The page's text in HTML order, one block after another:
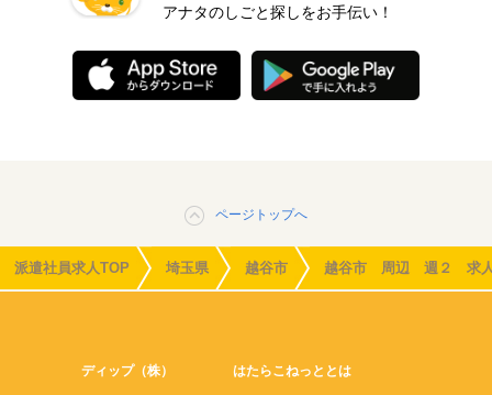
アナタのしごと探しをお手伝い！
ページトップへ
派遣社員求人TOP 埼玉県 越谷市 越谷市 周辺 週２ 求
ディップ（株） はたらこねっととは